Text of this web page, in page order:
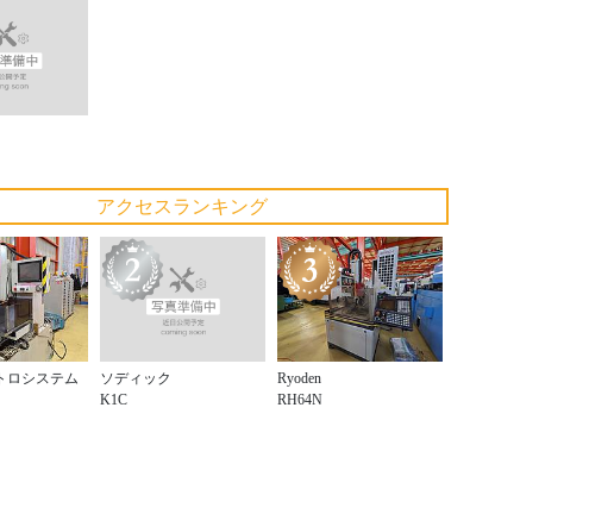
アクセスランキング
ロシステム
ソディック
K1C
Ryoden
RH64N